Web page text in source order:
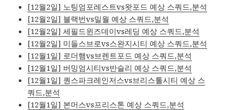
[12월2일] 노팅엄포레스트vs왓포드 예상 스쿼드,분석
[12월2일] 블랙번vs밀월 예상 스쿼드,분석
[12월2일] 세필드윈즈데이vs레딩 예상 스쿼드,분석
[12월2일] 미들스브로vs스완지시티 예상 스쿼드,분석
[12월1일] 로더햄vs브렌트포드 예상 스쿼드,분석
[12월1일] 버밍엄시티vs반슬리 예상 스쿼드,분석
[12월1일] 퀀스파크레인저스vs브리스톨시티 예상 스
쿼드,분석
[12월1일] 본머스vs프리스톤 예상 스쿼드,분석